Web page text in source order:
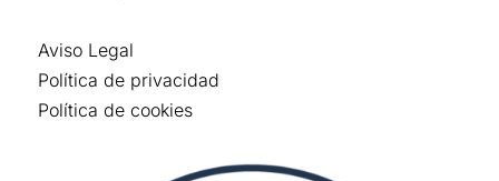
Aviso Legal
Política de privacidad
Política de cookies